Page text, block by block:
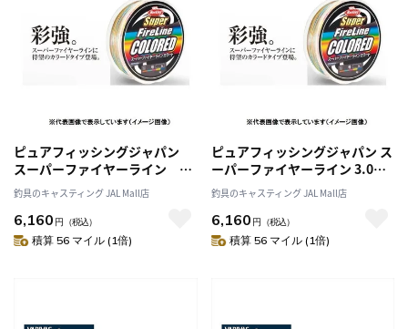
ピュアフィッシングジャパン
スーパーファイヤーライン
２．５号 ４０ＬＢ ３００
Ｍ カラード
釣具のキャスティング JAL Mall店
6,160 円 （税込）
積算 56 マイル (1倍)
ピュアフィッシングジャパン ス
ーパーファイヤーライン 3.0号
45LB 300M カラード
釣具のキャスティング JAL Mall店
6,160 円 （税込）
積算 56 マイル (1倍)